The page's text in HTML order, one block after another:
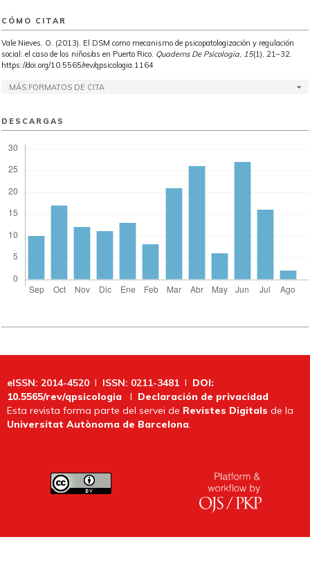
CÓMO CITAR
Vale Nieves, O. (2013). El DSM como mecanismo de psicopatologización y regulación
social: el caso de los niños/as en Puerto Rico. Quaderns De Psicologia, 15(1), 21–32.
https://doi.org/10.5565/rev/qpsicologia.1164
MÁS FORMATOS DE CITA
DESCARGAS
eISSN: 2014-4520 I ISSN: 0211-3481 I DOI:
10.5565/rev/qpsicologia I Declaración de privacidad
Esta revista forma parte del servei de Revistes Digitals de la
Universitat Autònoma de Barcelona.